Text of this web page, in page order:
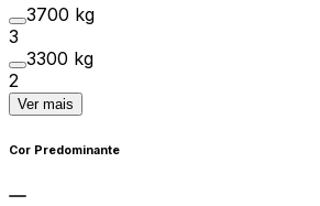
3700 kg
3
3300 kg
2
Ver mais
Cor Predominante